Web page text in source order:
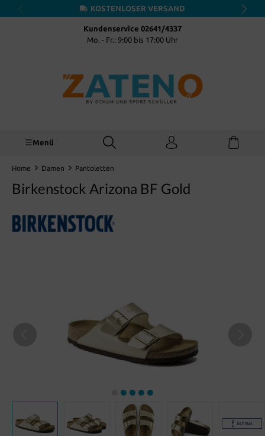
KOSTENLOSER VERSAND
Kundenservice 02641/4337
Mo. - Fr.: 9:00 bis 17:00 Uhr
Menü
Home Damen Pantoletten
Birkenstock Arizona BF Gold